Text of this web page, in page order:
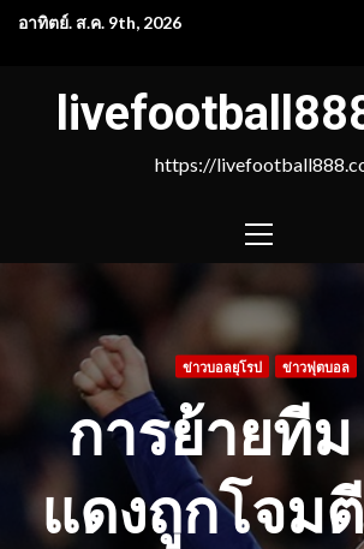
Skipอาทิตย์. ส.ค. 9th, 2026
https://
PRIMARY
MENU
ข่าวบอลยุโรป ข่าวฟุตบอล
การย้ายที
แดงถูกโจม